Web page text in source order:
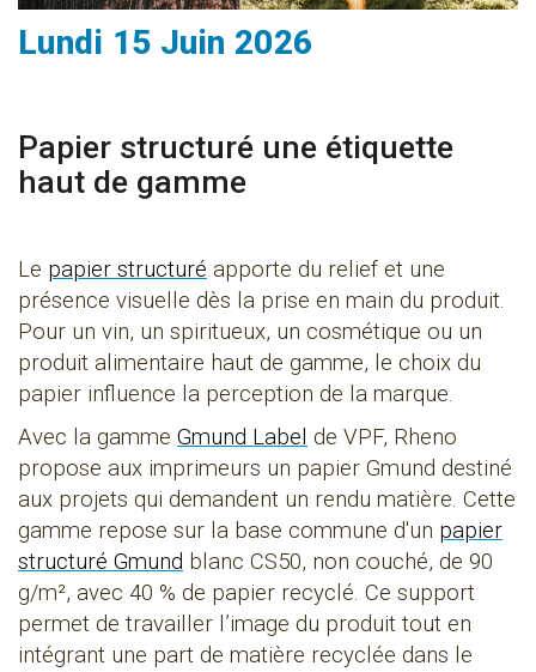
Lundi 15 Juin 2026
Papier structuré une étiquette
haut de gamme
Le papier structuré apporte du relief et une
présence visuelle dès la prise en main du produit.
Pour un vin, un spiritueux, un cosmétique ou un
produit alimentaire haut de gamme, le choix du
papier influence la perception de la marque.
Avec la gamme Gmund Label de VPF, Rheno
propose aux imprimeurs un papier Gmund destiné
aux projets qui demandent un rendu matière. Cette
gamme repose sur la base commune d'un papier
structuré Gmund blanc CS50, non couché, de 90
g/m², avec 40 % de papier recyclé. Ce support
permet de travailler l’image du produit tout en
intégrant une part de matière recyclée dans le